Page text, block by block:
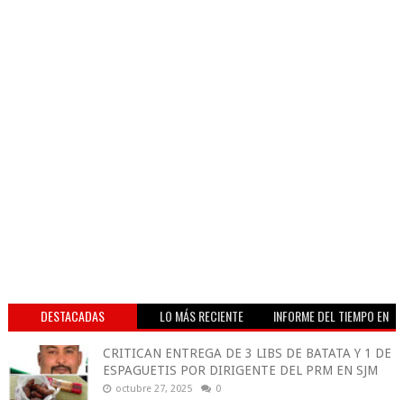
DESTACADAS LO MÁS RECIENTE
INFORME DEL TIEMPO EN
CRITICAN ENTREGA DE 3 LIBS DE BATATA Y 1 DE
ESPAGUETIS POR DIRIGENTE DEL PRM EN SJM
octubre 27, 2025 0